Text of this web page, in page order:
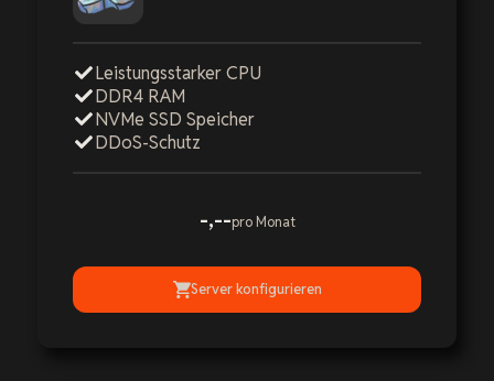
Leistungsstarker CPU
DDR4 RAM
NVMe SSD Speicher
DDoS-Schutz
-,--pro Monat
Server konfigurieren